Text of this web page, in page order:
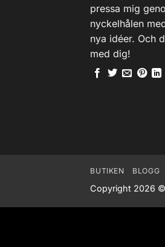
pressa mig
nyckelhålen
nya idéer. Och
med dig!
BUTIKEN BLOGG
Copyright 2026 ©